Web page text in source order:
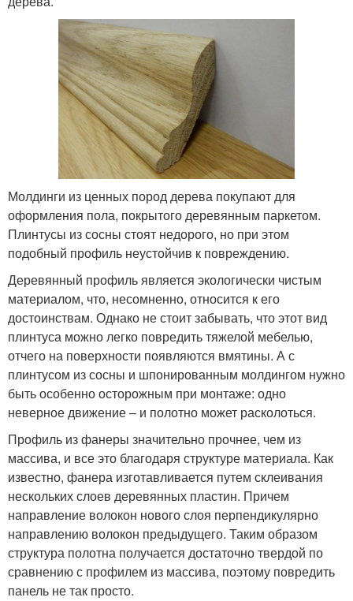
Молдинги из ценных пород дерева покупают для
оформления пола, покрытого деревянным паркетом.
Плинтусы из сосны стоят недорого, но при этом
подобный профиль неустойчив к повреждению.
Деревянный профиль является экологически чистым
материалом, что, несомненно, относится к его
достоинствам. Однако не стоит забывать, что этот вид
плинтуса можно легко повредить тяжелой мебелью,
отчего на поверхности появляются вмятины. А с
плинтусом из сосны и шпонированным молдингом нужно
быть особенно осторожным при монтаже: одно
неверное движение – и полотно может расколоться.
Профиль из фанеры значительно прочнее, чем из
массива, и все это благодаря структуре материала. Как
известно, фанера изготавливается путем склеивания
нескольких слоев деревянных пластин. Причем
направление волокон нового слоя перпендикулярно
направлению волокон предыдущего. Таким образом
структура полотна получается достаточно твердой по
сравнению с профилем из массива, поэтому повредить
панель не так просто.